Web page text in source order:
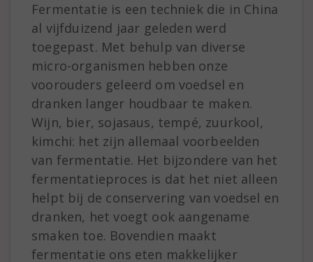
Fermentatie is een techniek die in China
al vijfduizend jaar geleden werd
toegepast. Met behulp van diverse
micro-organismen hebben onze
voorouders geleerd om voedsel en
dranken langer houdbaar te maken.
Wijn, bier, sojasaus, tempé, zuurkool,
kimchi: het zijn allemaal voorbeelden
van fermentatie. Het bijzondere van het
fermentatieproces is dat het niet alleen
helpt bij de conservering van voedsel en
dranken, het voegt ook aangename
smaken toe. Bovendien maakt
fermentatie ons eten makkelijker